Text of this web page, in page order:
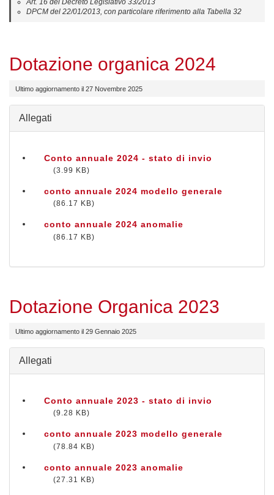
Art. 16 del Decreto Legislativo 33/2013
DPCM del 22/01/2013, con particolare riferimento alla Tabella 32
Dotazione organica 2024
Ultimo aggiornamento il 27 Novembre 2025
Allegati
Conto annuale 2024 - stato di invio
3.99 KB
conto annuale 2024 modello generale
86.17 KB
conto annuale 2024 anomalie
86.17 KB
Dotazione Organica 2023
Ultimo aggiornamento il 29 Gennaio 2025
Allegati
Conto annuale 2023 - stato di invio
9.28 KB
conto annuale 2023 modello generale
78.84 KB
conto annuale 2023 anomalie
27.31 KB